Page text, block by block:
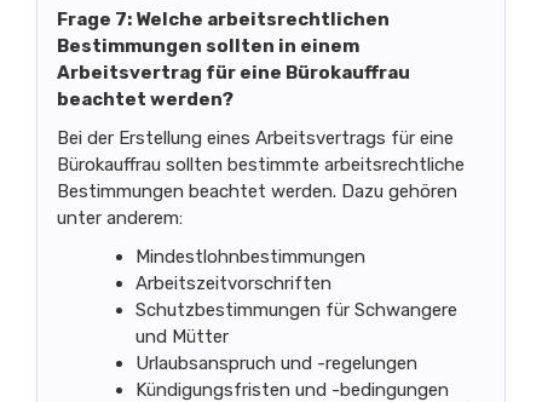
Frage 7: Welche arbeitsrechtlichen
Bestimmungen sollten in einem
Arbeitsvertrag für eine Bürokauffrau
beachtet werden?
Bei der Erstellung eines Arbeitsvertrags für eine
Bürokauffrau sollten bestimmte arbeitsrechtliche
Bestimmungen beachtet werden. Dazu gehören
unter anderem:
Mindestlohnbestimmungen
Arbeitszeitvorschriften
Schutzbestimmungen für Schwangere
und Mütter
Urlaubsanspruch und -regelungen
Kündigungsfristen und -bedingungen